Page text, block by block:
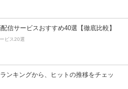
信サービスおすすめ40選【徹底比較】
ビス20選
ンキングから、ヒットの推移をチェッ